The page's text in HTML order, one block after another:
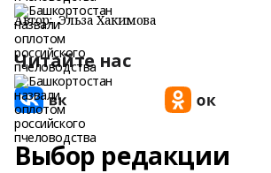
Автор: Эльза Хакимова
Читайте нас
Выбор редакции